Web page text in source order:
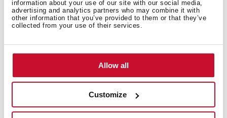
information about your use of our site with our social media,
advertising and analytics partners who may combine it with
other information that you’ve provided to them or that they’ve
collected from your use of their services.
Allow all
Customize